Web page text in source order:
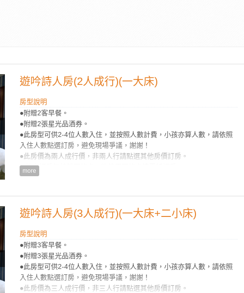
遊吟詩人房(2人成行)(一大床)
房型說明
●附贈2客早餐。
●附贈2張星光品酒券。
●此房型可供2-4位人數入住，並按照人數計費，小孩亦算人數，請依照
入住人數點選訂房，避免現場爭議，謝謝！
●此房價為兩人成行價，非兩人行請點選其他房價訂房。
● 線上訂房無核銷國旅卡，欲使用國旅卡請電話訂房。
※ 禁止攜帶寵物入內、嚴禁炊煮、烤肉、打麻將、禁菸，不便之處敬請
※ 持住宿券之貴賓請來電049-2802166 預約訂房。
房型設施介紹
音樂城堡首創「雙樓層」式的四人套房，每一個客房均擁有14坪的超大
空間。除了主臥室備有柔軟舒適的大型床舖外，步上客房內的樓梯後，
還有另一個附屬空間，設置兩組單人床。不管親子或朋友同遊，都能共
同享受更親密卻又不失個人隱私的渡假空間。
more
遊吟詩人房(3人成行)(一大床+二小床)
房型說明
●附贈3客早餐。
●附贈3張星光品酒券。
●此房型可供2-4位人數入住，並按照人數計費，小孩亦算人數，請依照
入住人數點選訂房，避免現場爭議，謝謝！
●此房價為三人成行價，非三人行請點選其他房價訂房。